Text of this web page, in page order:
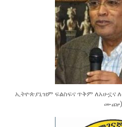
ኢትዮጵያኒዝም ፍልስፍና ጥቅም ለአሁኗና
ሙጬ)